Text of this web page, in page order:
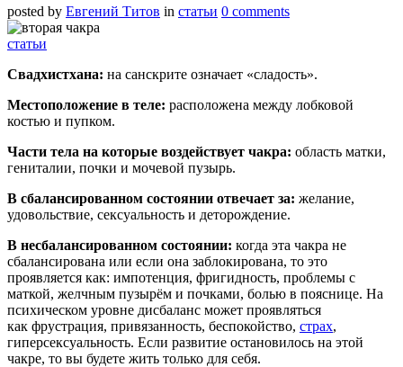
posted by Евгений Титов in статьи 0 comments
статьи
Свадхистхана: на санскрите означает «сладость».
Местоположение в теле: расположена между лобковой
костью и пупком.
Части тела на которые воздействует чакра: область матки,
гениталии, почки и мочевой пузырь.
В сбалансированном состоянии отвечает за: желание,
удовольствие, сексуальность и деторождение.
В несбалансированном состоянии: когда эта чакра не
сбалансирована или если она заблокирована, то это
проявляется как: импотенция, фригидность, проблемы с
маткой, желчным пузырём и почками, болью в пояснице. На
психическом уровне дисбаланс может проявляться
как фрустрация, привязанность, беспокойство, страх,
гиперсексуальность. Если развитие остановилось на этой
чакре, то вы будете жить только для себя.